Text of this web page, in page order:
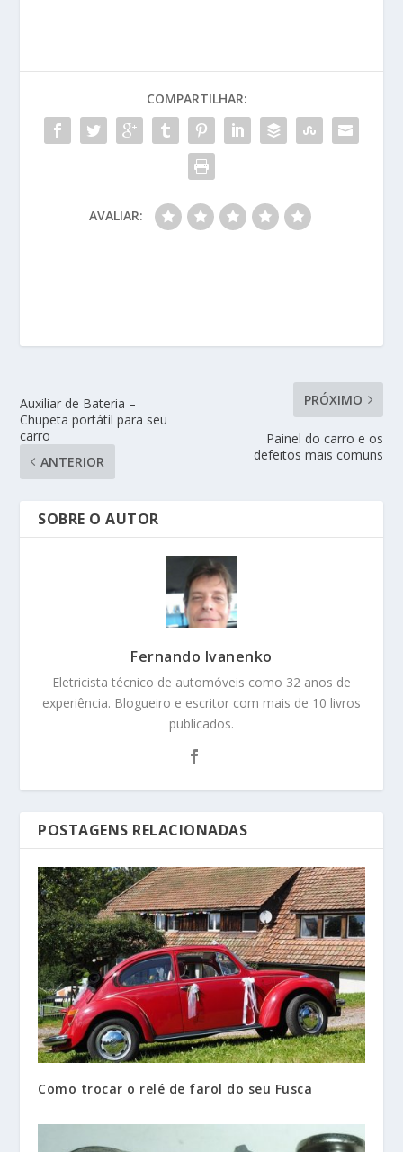
COMPARTILHAR:
AVALIAR:
Auxiliar de Bateria –
Chupeta portátil para seu
carro
ANTERIOR
PRÓXIMO
Painel do carro e os
defeitos mais comuns
SOBRE O AUTOR
Fernando Ivanenko
Eletricista técnico de automóveis como 32 anos de
experiência. Blogueiro e escritor com mais de 10 livros
publicados.
POSTAGENS RELACIONADAS
Como trocar o relé de farol do seu Fusca